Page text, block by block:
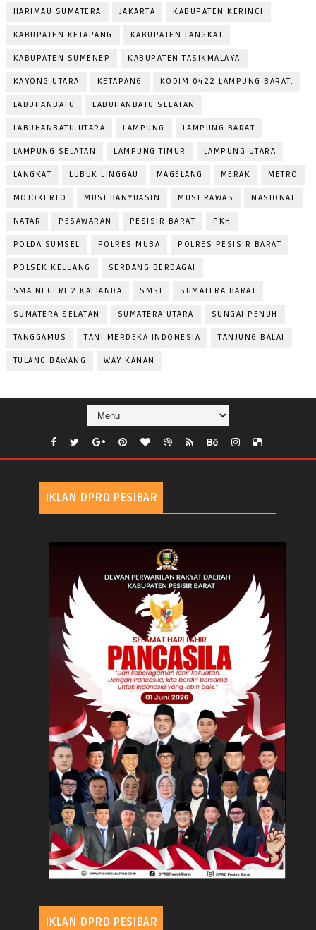
HARIMAU SUMATERA JAKARTA KABUPATEN KERINCI
KABUPATEN KETAPANG KABUPATEN LANGKAT
KABUPATEN SUMENEP KABUPATEN TASIKMALAYA
KAYONG UTARA KETAPANG KODIM 0422 LAMPUNG BARAT.
LABUHANBATU LABUHANBATU SELATAN
LABUHANBATU UTARA LAMPUNG LAMPUNG BARAT
LAMPUNG SELATAN LAMPUNG TIMUR LAMPUNG UTARA
LANGKAT LUBUK LINGGAU MAGELANG MERAK METRO
MOJOKERTO MUSI BANYUASIN MUSI RAWAS NASIONAL
NATAR PESAWARAN PESISIR BARAT PKH
POLDA SUMSEL POLRES MUBA POLRES PESISIR BARAT
POLSEK KELUANG SERDANG BERDAGAI
SMA NEGERI 2 KALIANDA SMSI SUMATERA BARAT
SUMATERA SELATAN SUMATERA UTARA SUNGAI PENUH
TANGGAMUS TANI MERDEKA INDONESIA TANJUNG BALAI
TULANG BAWANG WAY KANAN
IKLAN DPRD PESIBAR
IKLAN DPRD PESIBAR